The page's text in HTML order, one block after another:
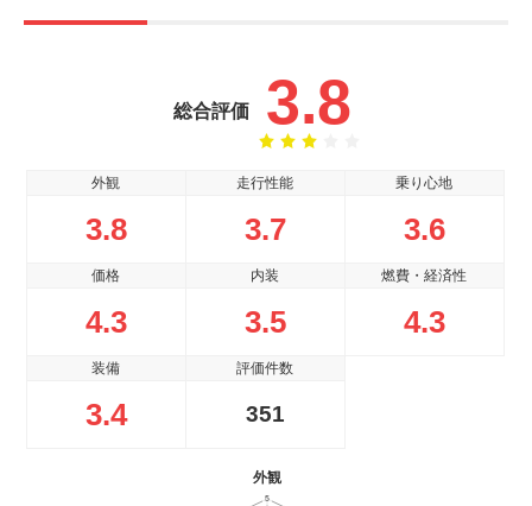
総合評価 3.8
外観
3.8
走行性能
3.7
乗り心地
3.6
価格
4.3
内装
3.5
燃費・経済性
4.3
装備
3.4
評価件数
351